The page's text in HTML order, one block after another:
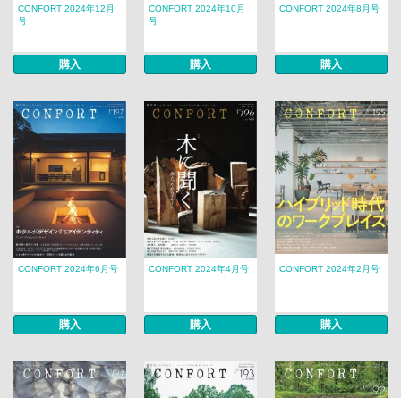
CONFORT 2024年12月
号
購入
CONFORT 2024年10月
号
購入
CONFORT 2024年8月号
購入
CONFORT 2024年6月号
購入
CONFORT 2024年4月号
購入
CONFORT 2024年2月号
購入